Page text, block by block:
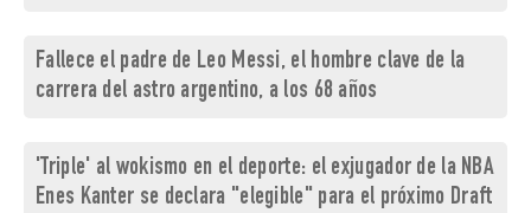
Fallece el padre de Leo Messi, el hombre clave de la
carrera del astro argentino, a los 68 años
'Triple' al wokismo en el deporte: el exjugador de la NBA
Enes Kanter se declara "elegible" para el próximo Draft